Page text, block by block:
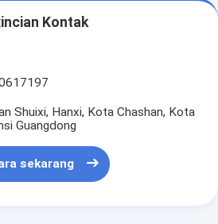
Kontak
Shuixi, Hanxi, Kota Chashan, Kota
Guangdong
sekarang